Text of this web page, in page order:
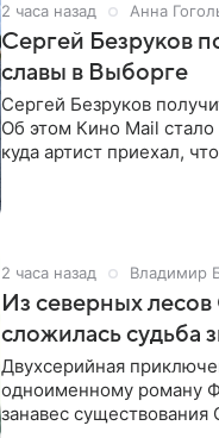
2 часа назад Анна
Сергей Безруков
славы в Выборге
Сергей Безруков
Об этом Кино Mail
куда артист приехал,
2 часа назад Владимир
Из северных
сложилась судьба
Двухсерийная
одноименному роману
занавес